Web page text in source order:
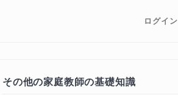
ログイン
その他の家庭教師の基礎知識